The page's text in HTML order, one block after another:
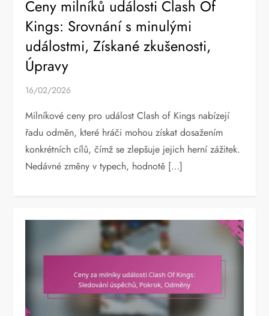
Ceny milníků události Clash Of
Kings: Srovnání s minulými
událostmi, Získané zkušenosti,
Úpravy
16/02/2026
Milníkové ceny pro událost Clash of Kings nabízejí
řadu odměn, které hráči mohou získat dosažením
konkrétních cílů, čímž se zlepšuje jejich herní zážitek.
Nedávné změny v typech, hodnotě […]